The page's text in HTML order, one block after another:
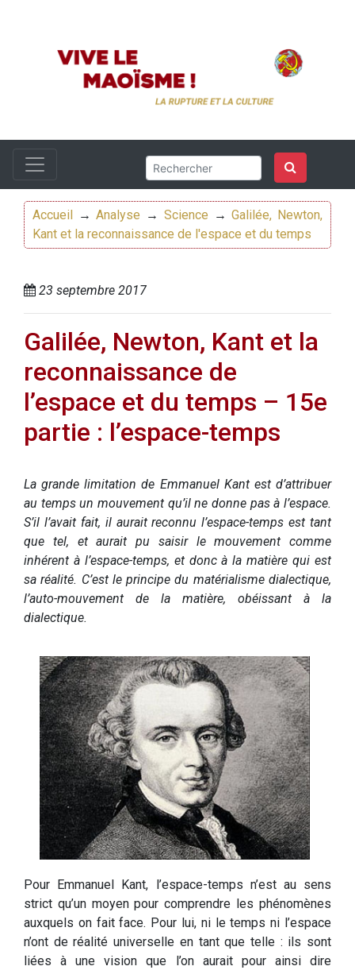
Accueil →Analyse → Science →Galilée, Newton,
Kant et la reconnaissance de l'espace et du temps
23 septembre 2017
Galilée, Newton, Kant et la
reconnaissance de
l’espace et du temps – 15e
partie : l’espace-temps
La grande limitation de Emmanuel Kant est d’attribuer
au temps un mouvement qu’il ne donne pas à l’espace.
S’il l’avait fait, il aurait reconnu l’espace-temps est tant
que tel, et aurait pu saisir le mouvement comme
inhérent à l’espace-temps, et donc à la matière qui est
sa réalité. C’est le principe du matérialisme dialectique,
l’auto-mouvement de la matière, obéissant à la
dialectique.
Pour Emmanuel Kant, l’espace-temps n’est au sens
strict qu’un moyen pour comprendre les phénomènes
auxquels on fait face. Pour lui, ni le temps ni l’espace
n’ont de réalité universelle en tant que telle : ils sont
liées à une vision que l’on aurait pour ainsi dire